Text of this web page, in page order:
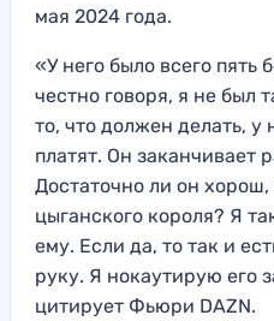
мая 2024 года.
«У него было всего пять
честно говоря, я не был
то, что должен делать, у
платят. Он заканчивает
Достаточно ли он хорош,
цыганского короля? Я
ему. Если да, то так и
руку. Я нокаутирую его
цитирует Фьюри DAZN.